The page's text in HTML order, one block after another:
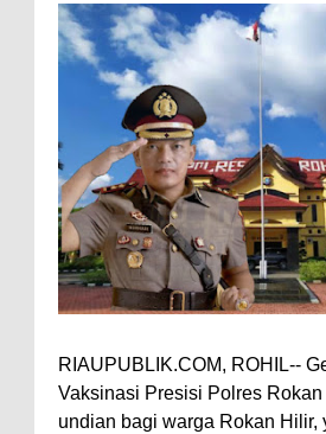
RIAUPUBLIK.COM, ROHIL--
Vaksinasi Presisi Polres
undian bagi warga Rokan Hilir,